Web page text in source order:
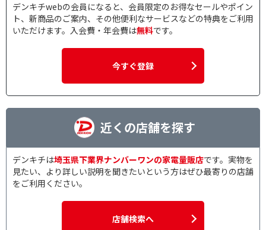
デンキチwebの会員になると、会員限定のお得なセールやポイン
ト、新商品のご案内、その他便利なサービスなどの特典をご利用
いただけます。入会費・年会費は無料です。
今すぐ登録
近くの店舗を探す
デンキチは埼玉県下業界ナンバーワンの家電量販店です。実物を
見たい、より詳しい説明を聞きたいという方はぜひ最寄りの店舗
をご利用ください。
店舗検索へ